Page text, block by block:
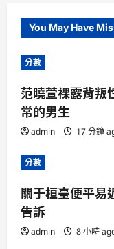
You May Have
分數
范曉萱裸露背叛
常的男生
admin 17 分鐘
分數
關于桓臺便平易
告訴
admin 8 小時